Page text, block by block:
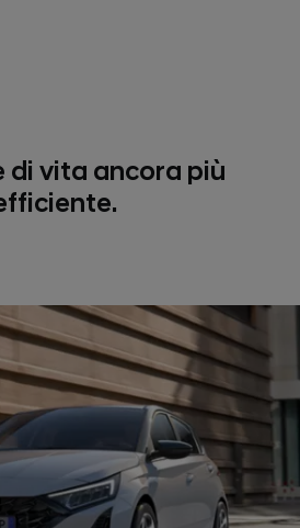
di vita ancora più